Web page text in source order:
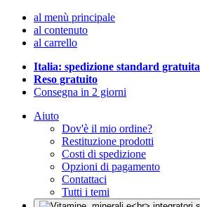
al menù principale
al contenuto
al carrello
Italia: spedizione standard gratuita
Reso gratuito
Consegna in 2 giorni
Aiuto
Dov'è il mio ordine?
Restituzione prodotti
Costi di spedizione
Opzioni di pagamento
Contattaci
Tutti i temi